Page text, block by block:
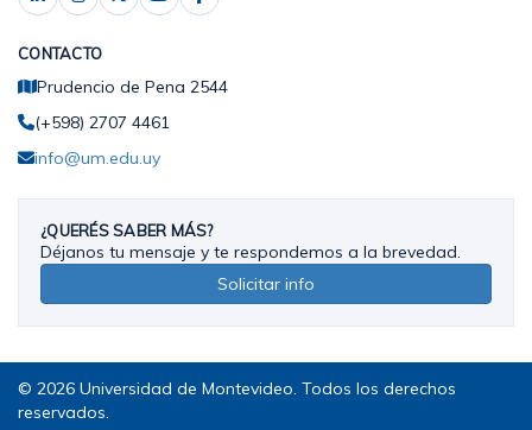
CONTACTO
Prudencio de Pena 2544
(+598) 2707 4461
info@um.edu.uy
¿QUERÉS SABER MÁS?
Déjanos tu mensaje y te respondemos a la brevedad.
Solicitar info
© 2026 Universidad de Montevideo. Todos los derechos
reservados.